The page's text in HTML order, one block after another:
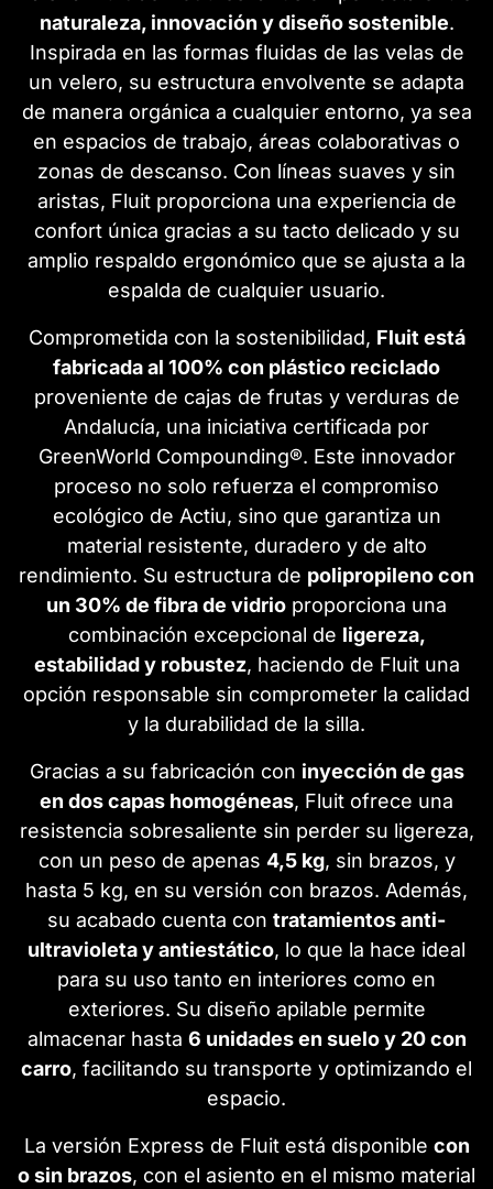
naturaleza, innovación y diseño sostenible.
Inspirada en las formas fluidas de las velas de
un velero, su estructura envolvente se adapta
de manera orgánica a cualquier entorno, ya sea
en espacios de trabajo, áreas colaborativas o
zonas de descanso. Con líneas suaves y sin
aristas, Fluit proporciona una experiencia de
confort única gracias a su tacto delicado y su
amplio respaldo ergonómico que se ajusta a la
espalda de cualquier usuario.
Comprometida con la sostenibilidad, Fluit está
fabricada al 100% con plástico reciclado
proveniente de cajas de frutas y verduras de
Andalucía, una iniciativa certificada por
GreenWorld Compounding®. Este innovador
proceso no solo refuerza el compromiso
ecológico de Actiu, sino que garantiza un
material resistente, duradero y de alto
rendimiento. Su estructura de polipropileno con
un 30% de fibra de vidrio proporciona una
combinación excepcional de ligereza,
estabilidad y robustez, haciendo de Fluit una
opción responsable sin comprometer la calidad
y la durabilidad de la silla.
Gracias a su fabricación con inyección de gas
en dos capas homogéneas, Fluit ofrece una
resistencia sobresaliente sin perder su ligereza,
con un peso de apenas 4,5 kg, sin brazos, y
hasta 5 kg, en su versión con brazos. Además,
su acabado cuenta con tratamientos anti-
ultravioleta y antiestático, lo que la hace ideal
para su uso tanto en interiores como en
exteriores. Su diseño apilable permite
almacenar hasta 6 unidades en suelo y 20 con
carro, facilitando su transporte y optimizando el
espacio.
La versión Express de Fluit está disponible con
o sin brazos, con el asiento en el mismo material